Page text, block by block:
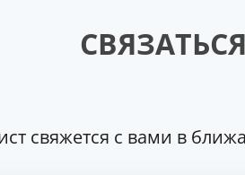
свяжется с вами в